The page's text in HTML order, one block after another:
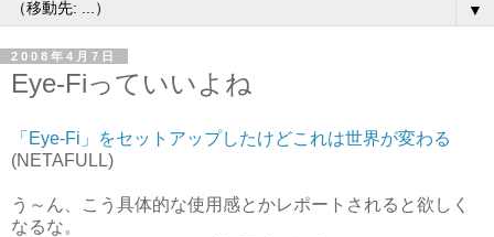
▼
2008年4月7日
Eye-Fiっていいよね
「Eye-Fi」をセットアップしたけどこれは世界が変わる
(NETAFULL)
う～ん、こう具体的な使用感とかレポートされると欲しく
なるな。